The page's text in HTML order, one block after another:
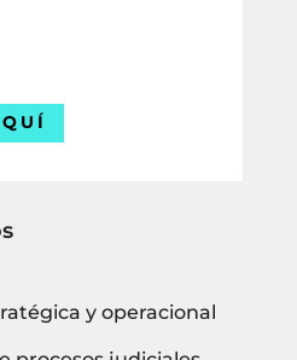
y operacional